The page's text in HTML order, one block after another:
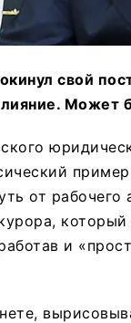
свой
Может
от рабочего
и